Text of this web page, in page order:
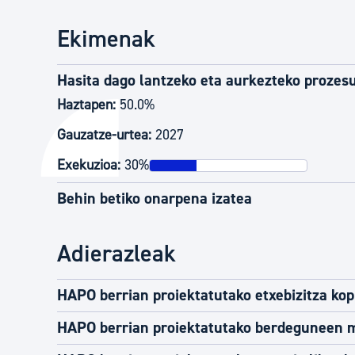
Ekimenak
Hasita dago lantzeko eta aurkezteko
Haztapen: 50.0%
Gauzatze-urtea: 2027
Exekuzioa: 30%
Behin betiko onarpena izatea
Adierazleak
HAPO berrian proiektatutako etxebizitza
HAPO berrian proiektatutako berdeguneen